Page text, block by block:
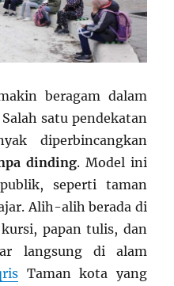
beragam dalam
satu pendekatan
diperbincangkan
dinding. Model ini
seperti taman
Alih-alih berada di
papan tulis, dan
langsung di alam
Taman kota yang